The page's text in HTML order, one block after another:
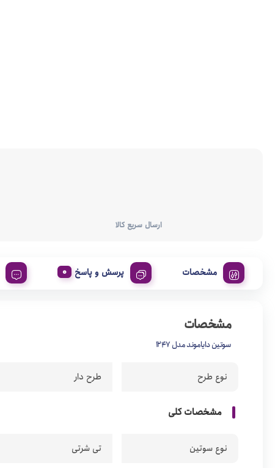
ارسال سریع کالا
مشخصات پرسش و پاسخ
مشخصات
سوتین دایاموند مدل 1247
نوع طرح طرح دار
مشخصات کلی
نوع سوتین تی شرتی